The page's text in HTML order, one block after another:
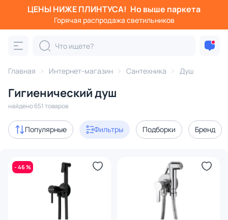
ЦЕНЫ НИЖЕ ПЛИНТУСА! Но выше паркета
Горячая распродажа светильников
Главная Интернет-магазин Сантехника Душ
Гигиенический душ
найдено 651 товаров
Популярные Фильтры Подборки Бренд
- 46 %
Фильтры
Категория: Душ
гигиенический душ душевые стойки душевые
Акции 81
с 3D-моделями